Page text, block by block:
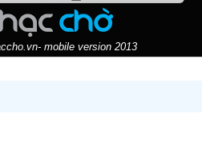
mobile version 2013